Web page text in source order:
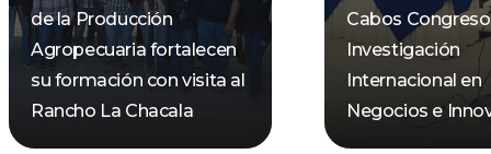
de la Producción
Agropecuaria fortalecen
su formación con visita al
Rancho La Chacala
Cabos
Investigación
Internacional en
Negocios e